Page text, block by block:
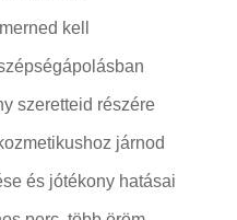
kell
szeretteid részére
járnod
és jótékony hatásai